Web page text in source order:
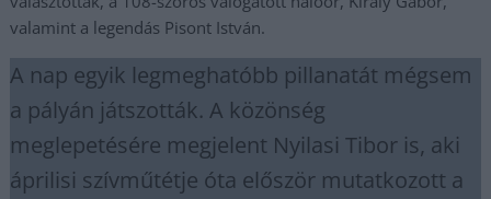
valamint a legendás Pisont István.
A nap egyik legmeghatóbb pillanatát mégsem
a pályán játszották. A közönség
meglepetésére megjelent Nyilasi Tibor is, aki
áprilisi szívműtétje óta először mutatkozott a